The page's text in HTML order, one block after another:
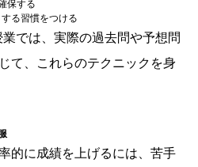
保する
る習慣をつける
では、実際の過去問や予想問
て、これらのテクニックを身
的に成績を上げるには、苦手